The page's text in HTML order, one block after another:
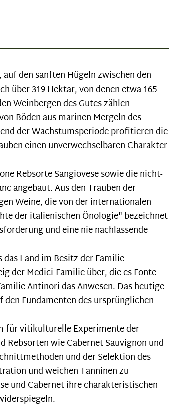
den sanften Hügeln zwischen den
über 319 Hektar, von denen etwa 165
Weinbergen des Gutes zählen
Böden aus marinen Mergeln des
der Wachstumsperiode profitieren die
einen unverwechselbaren Charakter
Rebsorte Sangiovese sowie die nicht-
angebaut. Aus den Trauben der
Weine, die von der internationalen
der italienischen Önologie" bezeichnet
und eine nie nachlassende
das Land im Besitz der Familie
der Medici-Familie über, die es Fonte
Antinori das Anwesen. Das heutige
Fundamenten des ursprünglichen
für vitikulturelle Experimente der
wie Cabernet Sauvignon und
und der Selektion des
und weichen Tanninen zu
und Cabernet ihre charakteristischen